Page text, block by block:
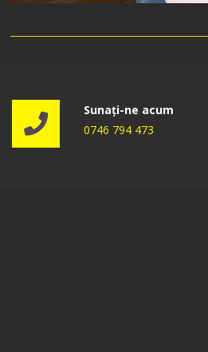
Sunați-ne acum
0746 794 473